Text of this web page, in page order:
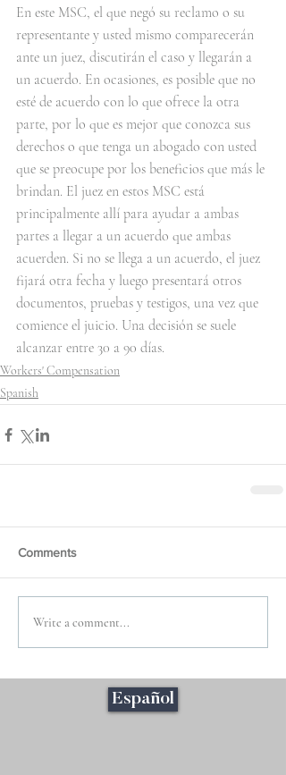
En este MSC, el que negó su reclamo o su
representante y usted mismo comparecerán
ante un juez, discutirán el caso y llegarán a
un acuerdo. En ocasiones, es posible que no
esté de acuerdo con lo que ofrece la otra
parte, por lo que es mejor que conozca sus
derechos o que tenga un abogado con usted
que se preocupe por los beneficios que más le
brindan. El juez en estos MSC está
principalmente allí para ayudar a ambas
partes a llegar a un acuerdo que ambas
acuerden. Si no se llega a un acuerdo, el juez
fijará otra fecha y luego presentará otros
documentos, pruebas y testigos, una vez que
comience el juicio. Una decisión se suele
alcanzar entre 30 a 90 días.
Workers' Compensation
Spanish
Comments
Write a comment...
Español